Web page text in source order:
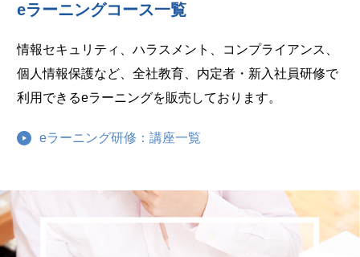
eラーニングコース一覧
情報セキュリティ、ハラスメント、コンプライアンス、
個人情報保護など、全社教育、内定者・新入社員研修で
利用できるeラーニングを販売しております。
eラーニング研修：講座一覧